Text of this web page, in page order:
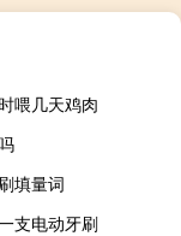
喂几天鸡肉
填量词
支电动牙刷